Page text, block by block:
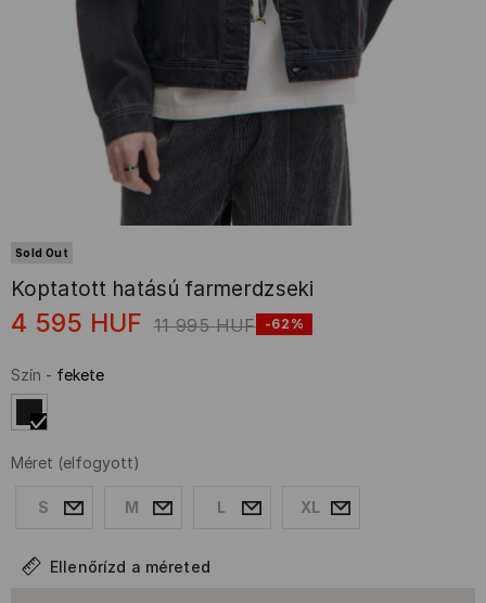
Sold Out
Koptatott hatású farmerdzseki
4 595 HUF 11 995 HUF -62%
Szín - fekete
Méret (elfogyott)
S M L XL
Ellenőrízd a méreted